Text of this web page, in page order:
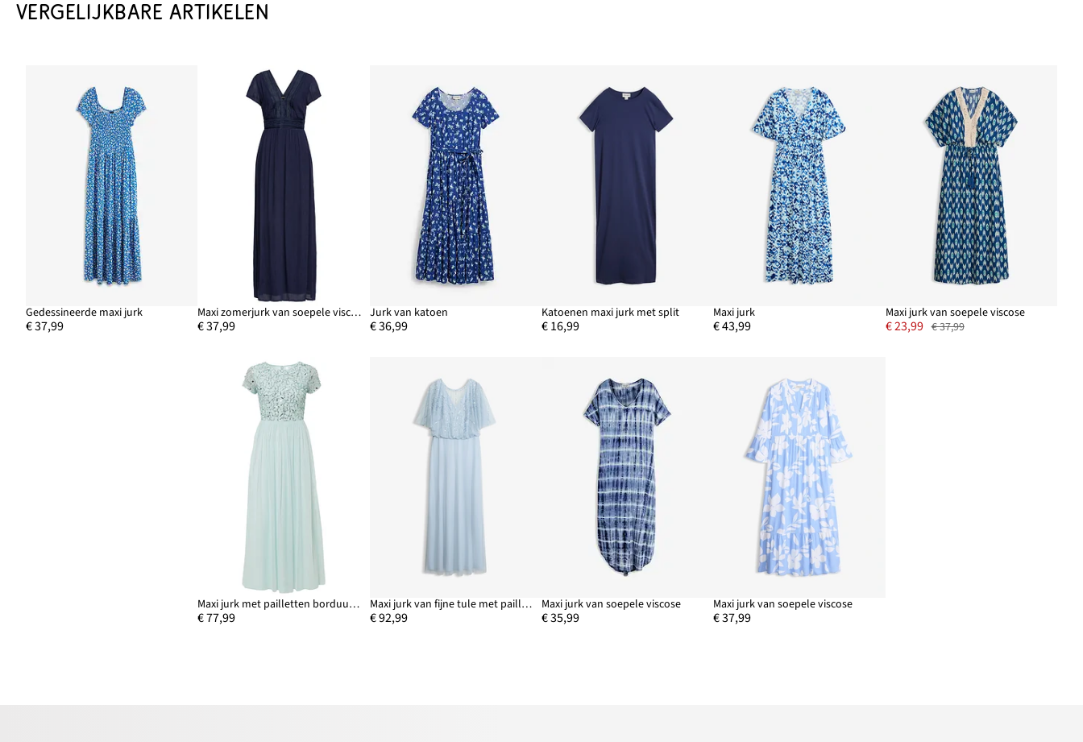
VERGELIJKBARE ARTIKELEN
Gedessineerde maxi jurk
€ 37,99
Maxi zomerjurk van soepele viscose
€ 37,99
Jurk van katoen
€ 36,99
Katoenen maxi jurk met split
€ 16,99
Maxi jurk
€ 43,99
Maxi jurk van soepele viscose
€ 23,99 € 37,99
Maxi jurk met pailletten borduursel
€ 77,99
Maxi jurk van fijne tule met paillettenborduursel
€ 92,99
Maxi jurk van soepele viscose
€ 35,99
Maxi jurk van soepele viscose
€ 37,99